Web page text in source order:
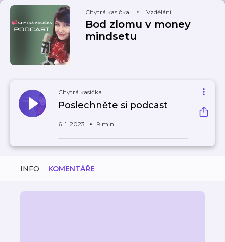
Chytrá kasička Vzdělání
Bod zlomu v money
mindsetu
Chytrá kasička
Poslechněte si podcast
6. 1. 2023 9 min
INFO KOMENTÁŘE